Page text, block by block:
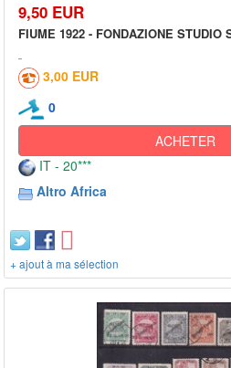
9,50 EUR
FIUME 1922 - FONDAZIONE STUDIO
3,00 EUR
0
ACHETER
IT - 20***
Altro Africa
+ ajout à ma sélection